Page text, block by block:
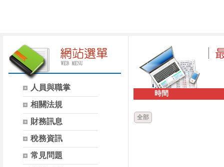
人員與職掌
相關法規
財務訊息
稅務資訊
常見問題
時間
全部